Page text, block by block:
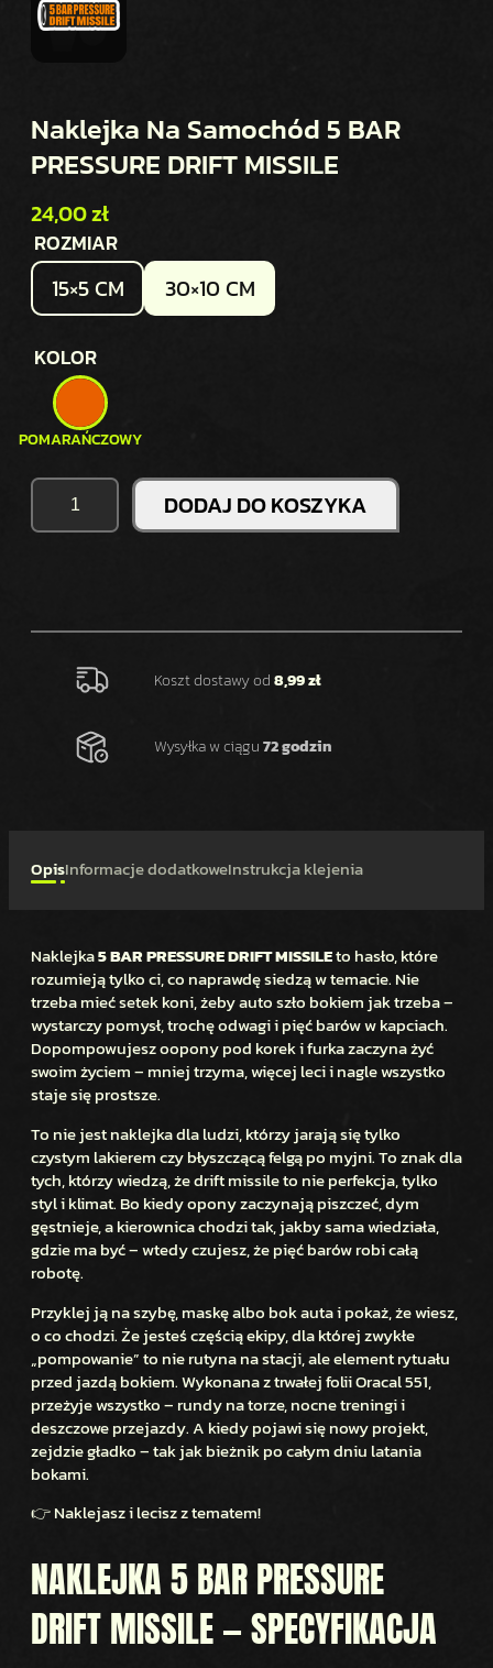
Naklejka Na Samochód 5 BAR
PRESSURE DRIFT MISSILE
24,00zł
ROZMIAR
15×5 CM 30×10 CM
KOLOR
I
O
A
S
O
C
H
Ó
D
5
B
A
R
P
R
E
S
S
U
R
E
D
R
I
T
I
S
S
I
DODAJ DO KOSZYKA
Koszt dostawy od8,99 zł
Wysyłka w ciągu72 godzin
OpisInformacje dodatkoweInstrukcja klejenia
Naklejka5 BAR PRESSURE DRIFT MISSILEto hasło, które
rozumieją tylko ci, co naprawdę siedzą w temacie. Nie
trzeba mieć setek koni, żeby auto szło bokiem jak trzeba –
wystarczy pomysł, trochę odwagi i pięć barów w kapciach.
Dopompowujesz oopony pod korek i furka zaczyna żyć
swoim życiem – mniej trzyma, więcej leci i nagle wszystko
staje się prostsze.
To nie jest naklejka dla ludzi, którzy jarają się tylko
czystym lakierem czy błyszczącą felgą po myjni. To znak dla
tych, którzy wiedzą, że drift missile to nie perfekcja, tylko
styl i klimat. Bo kiedy opony zaczynają piszczeć, dym
gęstnieje, a kierownica chodzi tak, jakby sama wiedziała,
gdzie ma być – wtedy czujesz, że pięć barów robi całą
robotę.
Przyklej ją na szybę, maskę albo bok auta i pokaż, że wiesz,
o co chodzi. Że jesteś częścią ekipy, dla której zwykłe
„pompowanie” to nie rutyna na stacji, ale element rytuału
przed jazdą bokiem. Wykonana z trwałej folii Oracal 551,
przeżyje wszystko – rundy na torze, nocne treningi i
deszczowe przejazdy. A kiedy pojawi się nowy projekt,
zejdzie gładko – tak jak bieżnik po całym dniu latania
bokami.
👉 Naklejasz i lecisz z tematem!
NAKLEJKA 5 BAR PRESSURE
DRIFT MISSILE — SPECYFIKACJA